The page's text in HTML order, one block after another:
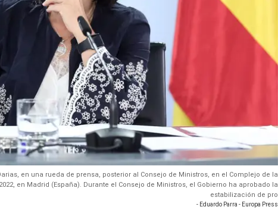
en una rueda de prensa, posterior al Consejo de Ministros, en el Complejo de la
en Madrid (España). Durante el Consejo de Ministros, el Gobierno ha aprobado la
estabilización de pro
- Eduardo Parra - Europa Press